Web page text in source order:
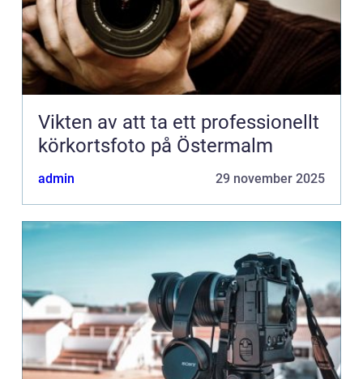
Vikten av att ta ett professionellt
körkortsfoto på Östermalm
admin 29 november 2025